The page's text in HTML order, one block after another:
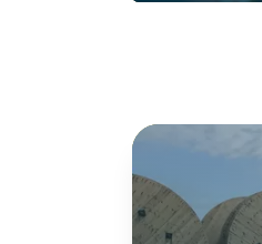
Case Studies